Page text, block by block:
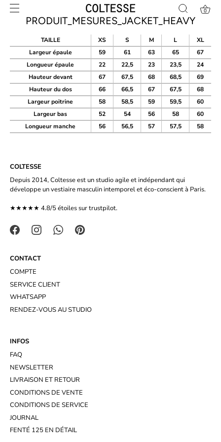
Skip
0
PRODUIT_MESURES_JACKET_HEAVY
TAILLE XS S M L
XL
Largeur épaule
59 61 63 65
67
Longueur épaule
22 22,5 23 23,5
24
Hauteur devant
67 67,5 68 68,5
69
Hauteur du dos
66 66,5 67 67,5
68
Largeur poitrine
58 58,5 59 59,5
60
Largeur bas
52 54 56 58
60
Longueur manche
56 56,5 57 57,5 58
COLTESSE
Depuis 2014, Coltesse est un studio agile et indépendant qui
développe un vestiaire masculin intemporel et éco-conscient à Paris.
★★★★★ 4.8/5 étoiles surtrustpilot.
CONTACT
COMPTE
SERVICE CLIENT
WHATSAPP
RENDEZ-VOUS AU STUDIO
INFOS
FAQ
NEWSLETTER
LIVRAISON ET RETOUR
CONDITIONS DE VENTE
CONDITIONS DE SERVICE
JOURNAL
FENTÉ 125 EN DÉTAIL